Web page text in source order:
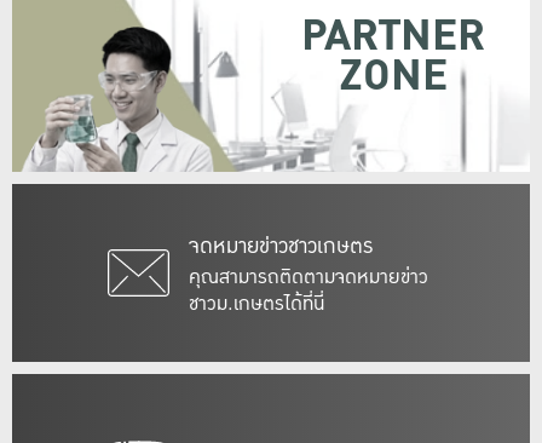
จดหมายข่าวชาวเกษตร
คุณสามารถติดตามจดหมายข่าว
ชาวม.เกษตรได้ที่นี่
PARTNER
ZONE